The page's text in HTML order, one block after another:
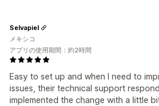
Easy to set up and when I need to
issues, their technical support
implemented the change with a little
Selvapiel
メキシコ
アプリの使用期間：約2時間